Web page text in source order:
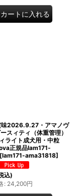
カートに入れる
味2026.9.27・アマノヴ
スィティ（体重管理）
ライト成犬用・中粒
正規品lam171-
[lam171-ama31818]
込)
: 24,200円